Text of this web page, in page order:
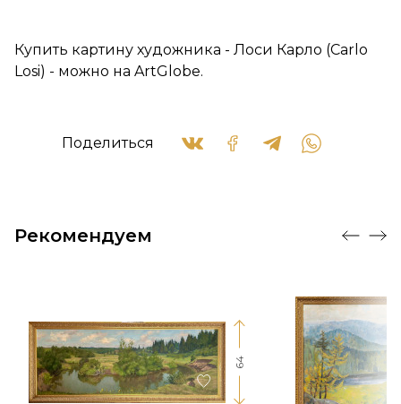
Купить картину художника - Лоси Карло (Carlo
Losi) - можно на ArtGlobe.
Поделиться
Рекомендуем
64